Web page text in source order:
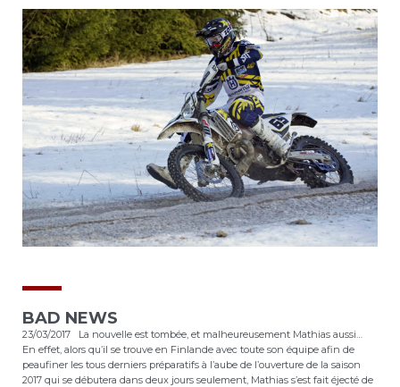
BAD NEWS
23/03/2017 La nouvelle est tombée, et malheureusement Mathias aussi…
En effet, alors qu’il se trouve en Finlande avec toute son équipe afin de
peaufiner les tous derniers préparatifs à l’aube de l’ouverture de la saison
2017 qui se débutera dans deux jours seulement, Mathias s’est fait éjecté de